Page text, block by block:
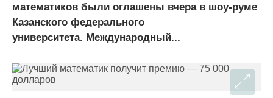
математиков были оглашены вчера в шоу-руме
Казанского федерального
университета. Международный...